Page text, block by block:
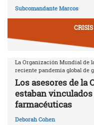
Subcomandante Marcos
La Organización Mundial de
reciente pandemia global de
Los asesores de la
estaban
farmacéuticas
Deborah Cohen